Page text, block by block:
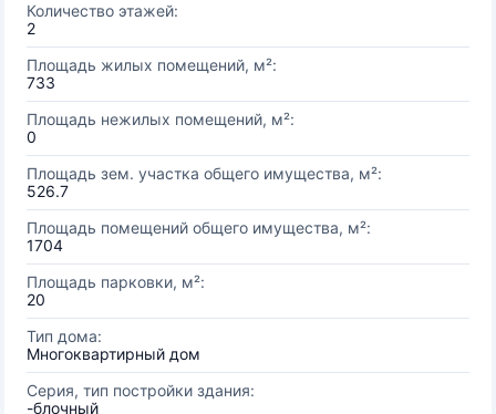
Количество этажей:
2
Площадь жилых помещений, м²:
733
Площадь нежилых помещений, м²:
0
Площадь зем. участка общего имущества, м²:
526.7
Площадь помещений общего имущества, м²:
1704
Площадь парковки, м²:
20
Тип дома:
Многоквартирный дом
Серия, тип постройки здания:
-блочный